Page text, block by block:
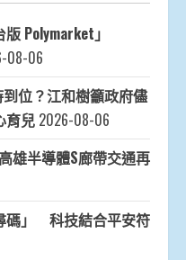
Polymarket」
08-06
位？江和樹籲政府儘
育兒 2026-08-06
雄半導體S廊帶交通再
碼」 科技結合平安符